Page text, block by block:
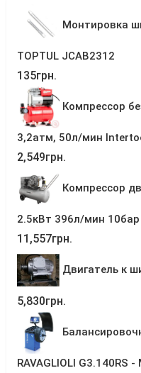
Монтировка
TOPTUL JCAB2312
135грн.
Компрессор
3,2атм, 50л/мин
2,549грн.
Компрессор
2.5кВт 396л/мин
11,557грн.
Двигатель к
5,830грн.
RAVAGLIOLI G3.140RS